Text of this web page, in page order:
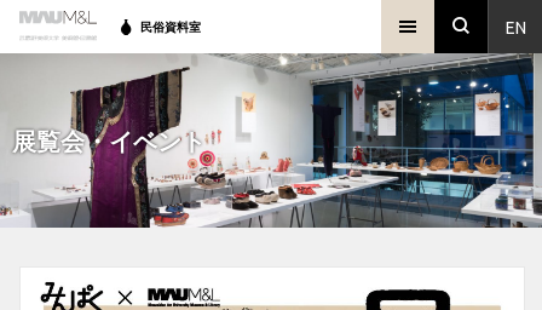
EN
民俗資料室
展覧会・イベント